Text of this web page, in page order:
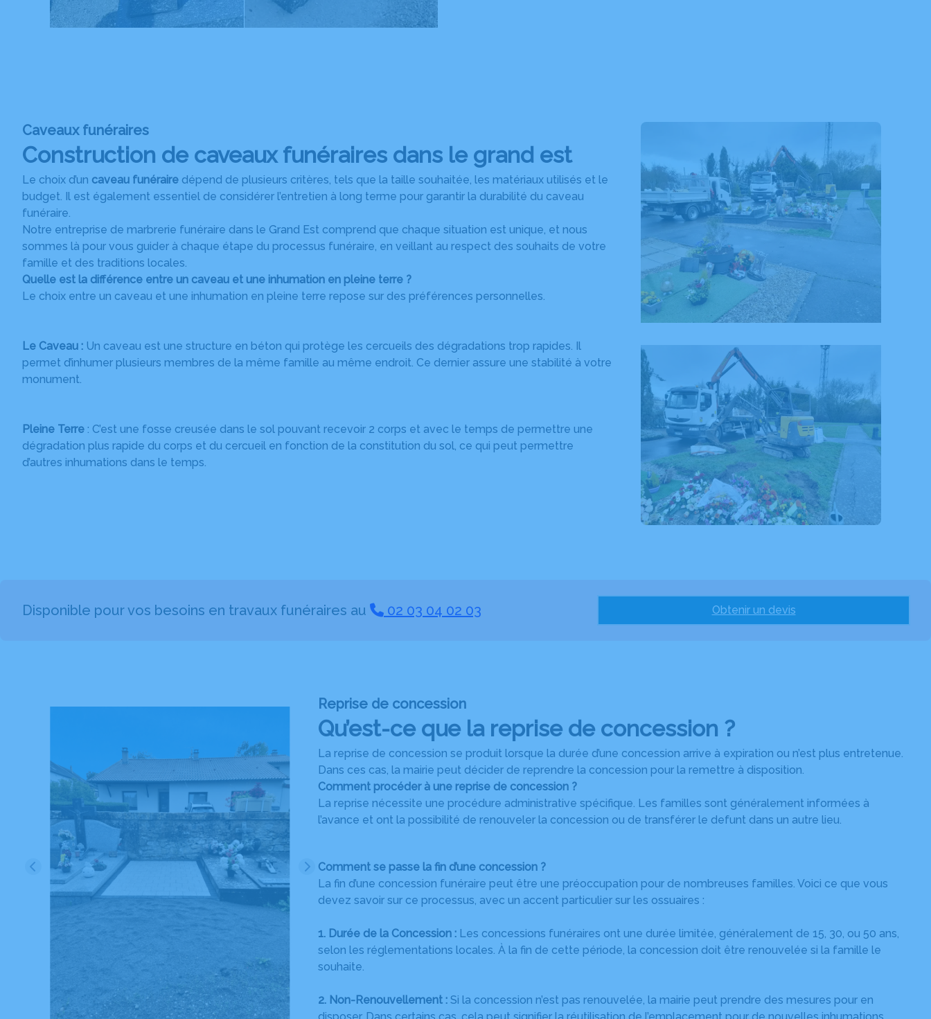
Caveaux funéraires
Construction de caveaux funéraires dans le grand est
Le choix d’un caveau funéraire dépend de plusieurs critères, tels que la taille souhaitée, les matériaux utilisés et le
budget. Il est également essentiel de considérer l’entretien à long terme pour garantir la durabilité du caveau
funéraire.
Notre entreprise de marbrerie funéraire dans le Grand Est comprend que chaque situation est unique, et nous
sommes là pour vous guider à chaque étape du processus funéraire, en veillant au respect des souhaits de votre
famille et des traditions locales.
Quelle est la différence entre un caveau et une inhumation en pleine terre ?
Le choix entre un caveau et une inhumation en pleine terre repose sur des préférences personnelles.
Le Caveau : Un caveau est une structure en béton qui protège les cercueils des dégradations trop rapides. Il
permet d’inhumer plusieurs membres de la même famille au même endroit. Ce dernier assure une stabilité à votre
monument.
Pleine Terre : C’est une fosse creusée dans le sol pouvant recevoir 2 corps et avec le temps de permettre une
dégradation plus rapide du corps et du cercueil en fonction de la constitution du sol, ce qui peut permettre
d’autres inhumations dans le temps.
Disponible pour vos besoins en travaux funéraires au 02 03 04 02 03 Obtenir un devis
Reprise de concession
Qu’est-ce que la reprise de concession ?
La reprise de concession se produit lorsque la durée d’une concession arrive à expiration ou n’est plus entretenue.
Dans ces cas, la mairie peut décider de reprendre la concession pour la remettre à disposition.
Comment procéder à une reprise de concession ?
La reprise nécessite une procédure administrative spécifique. Les familles sont généralement informées à
l’avance et ont la possibilité de renouveler la concession ou de transférer le defunt dans un autre lieu.
Comment se passe la fin d’une concession ?
La fin d’une concession funéraire peut être une préoccupation pour de nombreuses familles. Voici ce que vous
devez savoir sur ce processus, avec un accent particulier sur les ossuaires :
1. Durée de la Concession :Les concessions funéraires ont une durée limitée, généralement de 15, 30, ou 50 ans,
selon les réglementations locales. À la fin de cette période, la concession doit être renouvelée si la famille le
souhaite.
2. Non-Renouvellement :Si la concession n’est pas renouvelée, la mairie peut prendre des mesures pour en